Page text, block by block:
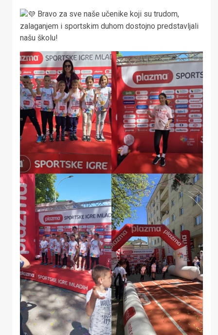
Bravo za sve naše učenike koji su trudom,
zalaganjem i sportskim duhom dostojno predstavljali
našu školu!